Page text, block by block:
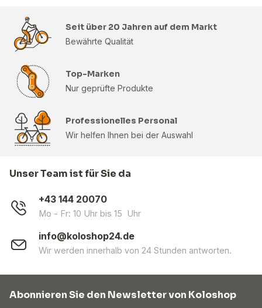
Seit über 20 Jahren auf dem Markt
Bewährte Qualität
Top-Marken
Nur geprüfte Produkte
Professionelles Personal
Wir helfen Ihnen bei der Auswahl
Unser Team ist für Sie da
+43 144 20070
Mo - Fr: 10 Uhr bis 15 Uhr
info@koloshop24.de
Wir werden innerhalb von 24 Stunden antworten.
Abonnieren Sie den Newsletter von Koloshop